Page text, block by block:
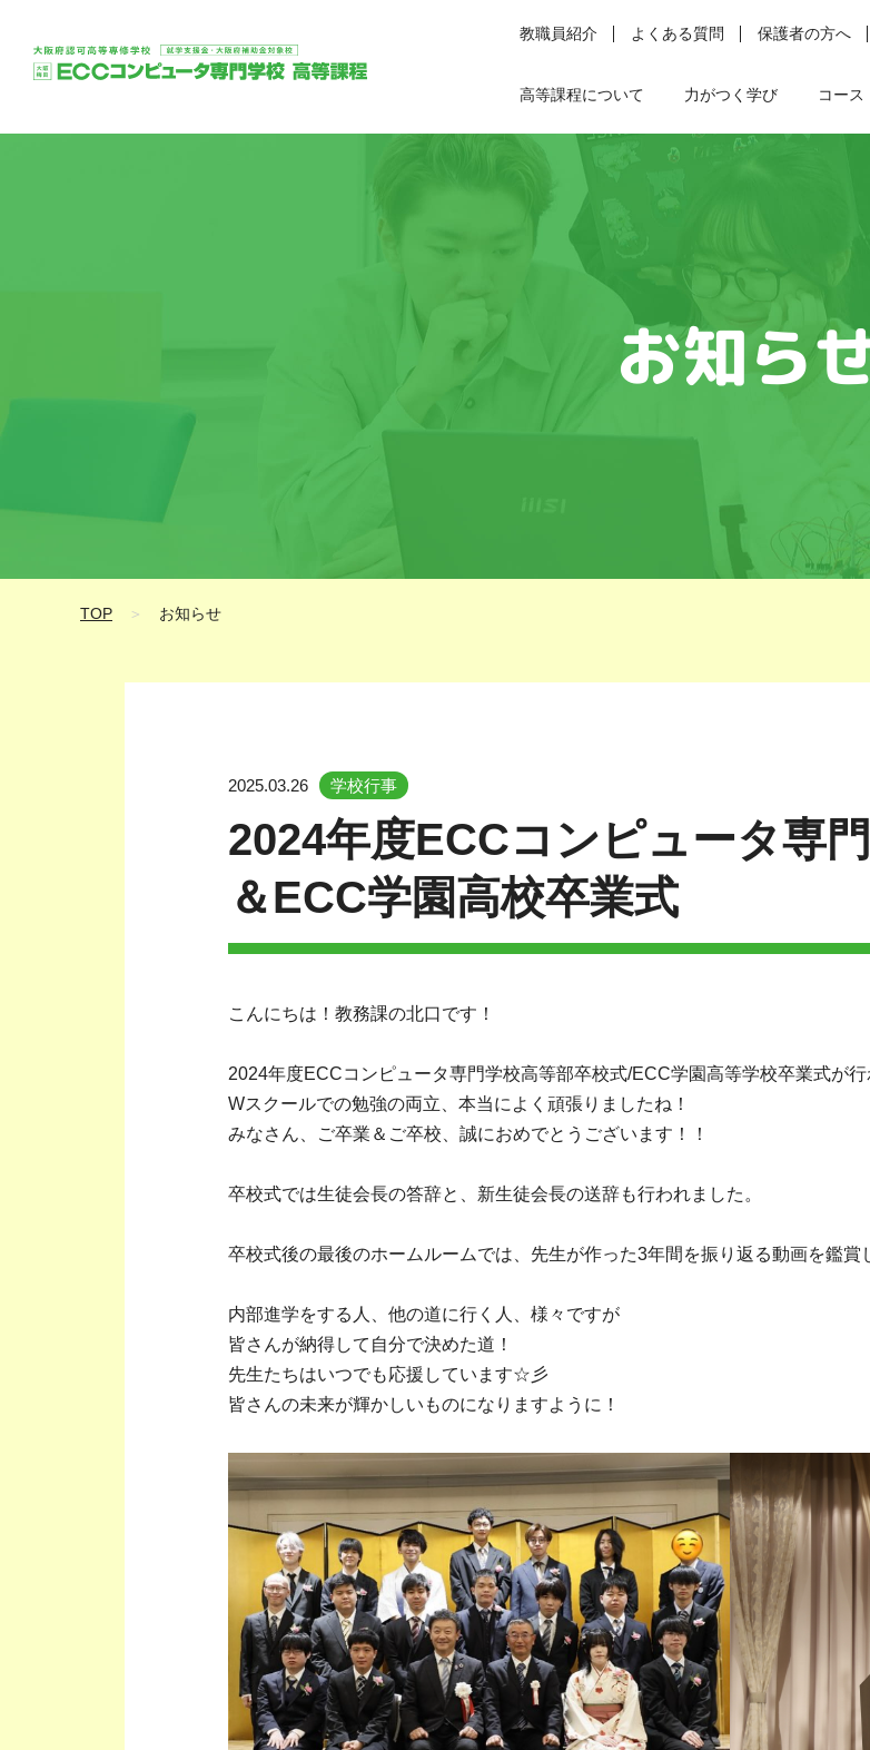
教職員紹介 よくある質問 保護者の方へ
高等課程について 力がつく学び コース
お知ら
TOP ＞ お知らせ
2025.03.26 学校行事
2024年度ECCコンピュータ専
＆ECC学園高校卒業式
こんにちは！教務課の北口です！
2024年度ECCコンピュータ専門学校高等部卒校式/ECC学園高等学校卒業式が行
Wスクールでの勉強の両立、本当によく頑張りましたね！
みなさん、ご卒業＆ご卒校、誠におめでとうございます！！
卒校式では生徒会長の答辞と、新生徒会長の送辞も行われました。
卒校式後の最後のホームルームでは、先生が作った3年間を振り返る動画を鑑
内部進学をする人、他の道に行く人、様々ですが
皆さんが納得して自分で決めた道！
先生たちはいつでも応援しています☆彡
皆さんの未来が輝かしいものになりますように！